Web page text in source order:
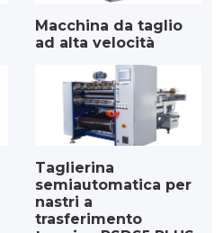
Macchina da taglio
ad alta velocità
Taglierina
semiautomatica per
nastri a
trasferimento